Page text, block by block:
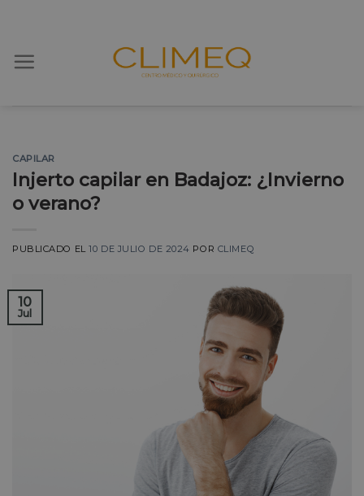
CAPILAR
Injerto capilar en Badajoz: ¿Invierno
o verano?
PUBLICADO EL10 DE JULIO DE 2024 POR CLIMEQ
10
Jul